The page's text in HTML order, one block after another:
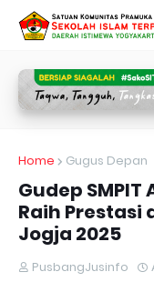
Home Gugus Depan
Gudep
Raih Prestasi
Jogja 2025
PusbangJusinfo